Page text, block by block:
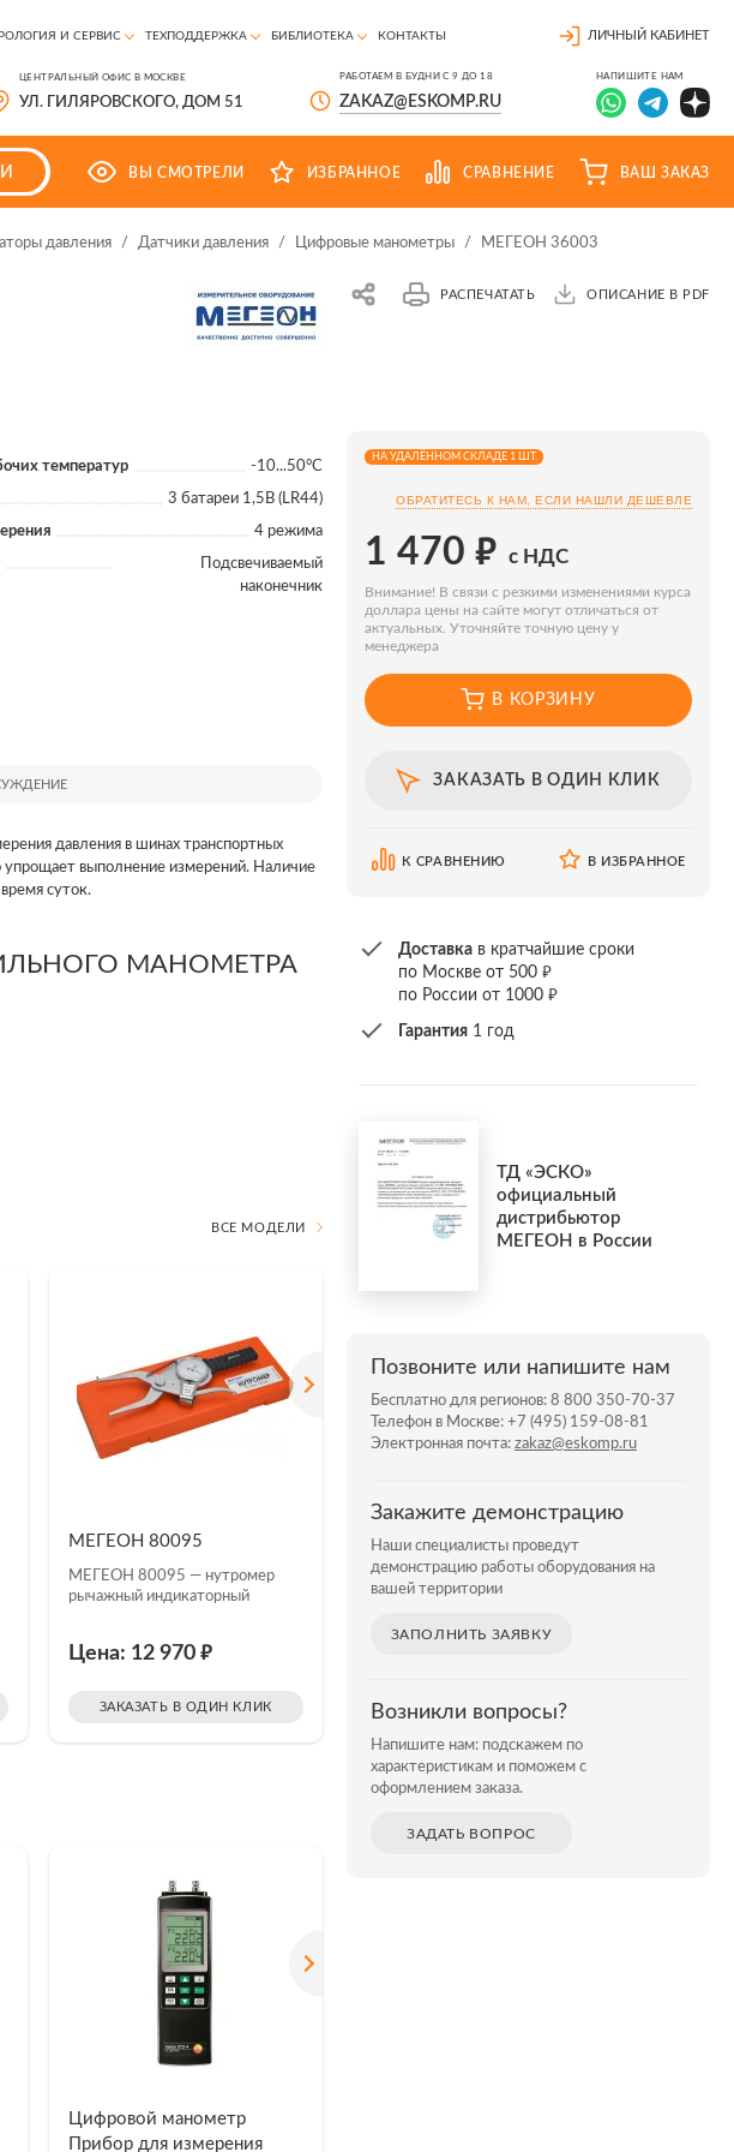
И СЕРВИС ТЕХПОДДЕРЖКА БИБЛИОТЕКА КОНТАКТЫ ЛИЧНЫЙ КАБИНЕТ
ЦЕНТРАЛЬНЫЙ ОФИС В МОСКВЕ
УЛ. ГИЛЯРОВСКОГО, ДОМ 51
РАБОТАЕМ В БУДНИ С 9 ДО 18
ZAKAZ@ESKOMP.RU
НАПИШИТЕ НАМ
ВЫ СМОТРЕЛИ ИЗБРАННОЕ СРАВНЕНИЕ ВАШ ЗАКАЗ
давления / Датчики давления / Цифровые манометры / МЕГЕОН 36003
РАСПЕЧАТАТЬ ОПИСАНИЕ В PDF
температур -10...50°С
3 батареи 1,5В (LR44)
4 режима
Подсвечиваемый
наконечник
давления в шинах транспортных
упрощает выполнение измерений. Наличие
суток.
МАНОМЕТРА
ВСЕ МОДЕЛИ
МЕГЕОН 80095
МЕГЕОН 80095 — нутромер
рычажный индикаторный
Цена: 12 970 ₽
ЗАКАЗАТЬ В ОДИН КЛИК
МЕГЕОН 51011
МЕГЕОН 51011 —
дифференциальный цифровой
ЗАКАЗАТЬ В ОДИН КЛИК
Цифровой манометр
Прибор для измерения
НА УДАЛЁННОМ СКЛАДЕ 1 ШТ.
ОБРАТИТЕСЬ К НАМ, ЕСЛИ НАШЛИ ДЕШЕВЛЕ
1 470 ₽ с НДС
Внимание! В связи с резкими изменениями курса
доллара цены на сайте могут отличаться от
актуальных. Уточняйте точную цену у
менеджера
В КОРЗИНУ
ЗАКАЗАТЬ В ОДИН КЛИК
К СРАВНЕНИЮ В ИЗБРАННОЕ
Доставкав кратчайшие сроки
по Москве от 500 ₽
по России от 1000 ₽
Гарантия1 год
ТД «ЭСКО»
официальный
дистрибьютор
МЕГЕОН в России
Позвоните или напишите нам
Бесплатно для регионов: 8 800 350-70-37
Телефон в Москве: +7 (495) 159-08-81
Электронная почта: zakaz@eskomp.ru
Закажите демонстрацию
Наши специалисты проведут
демонстрацию работы оборудования на
вашей территории
ЗАПОЛНИТЬ ЗАЯВКУ
Возникли вопросы?
Напишите нам: подскажем по
характеристикам и поможем с
оформлением заказа.
ЗАДАТЬ ВОПРОС